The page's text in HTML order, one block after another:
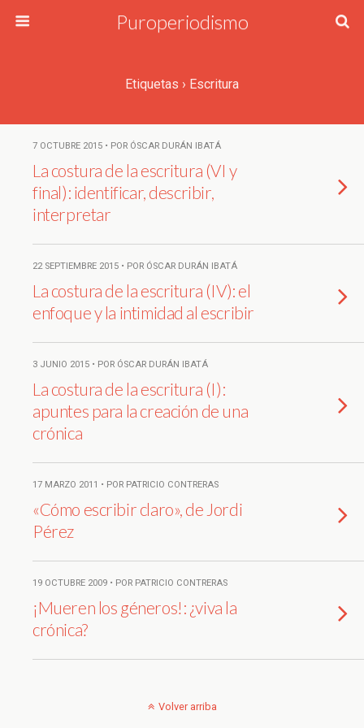
Puroperiodismo
Etiquetas › Escritura
7 OCTUBRE 2015 • POR ÓSCAR DURÁN IBATÁ
La costura de la escritura (VI y
final): identificar, describir,
interpretar
22 SEPTIEMBRE 2015 • POR ÓSCAR DURÁN IBATÁ
La costura de la escritura (IV): el
enfoque y la intimidad al escribir
3 JUNIO 2015 • POR ÓSCAR DURÁN IBATÁ
La costura de la escritura (I):
apuntes para la creación de una
crónica
17 MARZO 2011 • POR PATRICIO CONTRERAS
«Cómo escribir claro», de Jordi
Pérez
19 OCTUBRE 2009 • POR PATRICIO CONTRERAS
¡Mueren los géneros!: ¿viva la
crónica?
Volver arriba